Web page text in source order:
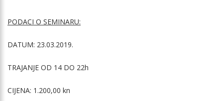
PODACI O SEMINARU:
DATUM: 23.03.2019.
TRAJANJE OD 14 DO 22h
CIJENA: 1.200,00 kn